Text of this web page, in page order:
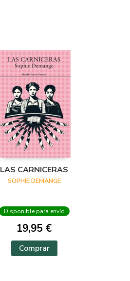
LAS CARNICERAS
SOPHIE DEMANGE
Disponible para envío
19,95 €
Comprar